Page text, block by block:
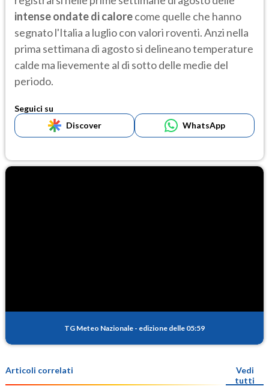
intense ondate di calorecome quelle che hanno
segnato l'Italia a luglio con valori roventi. Anzi nella
prima settimana di agosto si delineano temperature
calde ma lievemente al di sotto delle medie del
periodo.
Seguici su
Discover
WhatsApp
TG Meteo Nazionale - edizione delle 05:59
Articoli correlati
Vedi
tutti